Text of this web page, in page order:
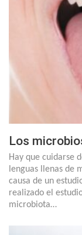
Los
Hay que cuidarse
lenguas llenas de
causa de un
realizado el
microbiota…